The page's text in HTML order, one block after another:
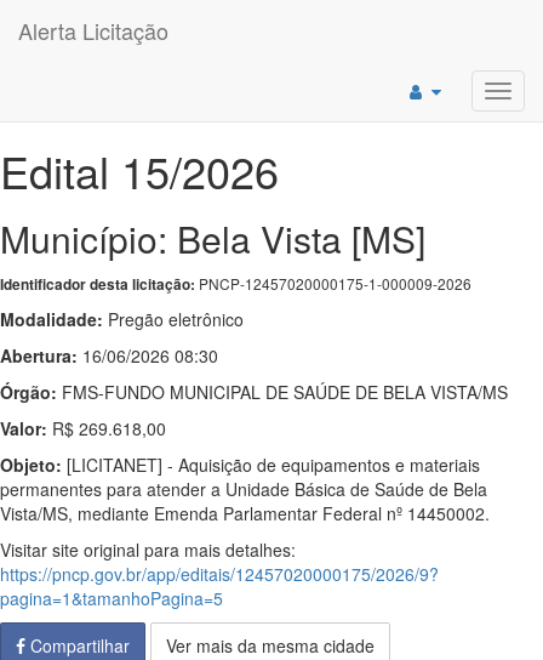
Alerta Licitação
Edital 15/2026
Município: Bela Vista [MS]
Identificador desta licitação: PNCP-12457020000175-1-000009-2026
Modalidade: Pregão eletrônico
Abertura: 16/06/2026 08:30
Órgão: FMS-FUNDO MUNICIPAL DE SAÚDE DE BELA VISTA/MS
Valor: R$ 269.618,00
Objeto: [LICITANET] - Aquisição de equipamentos e materiais
permanentes para atender a Unidade Básica de Saúde de Bela
Vista/MS, mediante Emenda Parlamentar Federal nº 14450002.
Visitar site original para mais detalhes:
https://pncp.gov.br/app/editais/12457020000175/2026/9?
pagina=1&tamanhoPagina=5
Compartilhar
Ver mais da mesma cidade